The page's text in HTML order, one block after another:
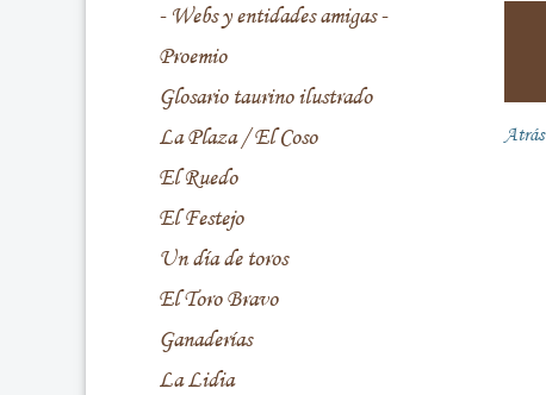
- Webs y entidades amigas -
Proemio
Glosario taurino ilustrado
La Plaza / El Coso
El Ruedo
El Festejo
Un día de toros
El Toro Bravo
Ganaderías
La Lidia
Atrás